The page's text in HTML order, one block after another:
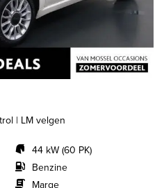
| LM velgen
44 kW (60 PK)
Benzine
Marge